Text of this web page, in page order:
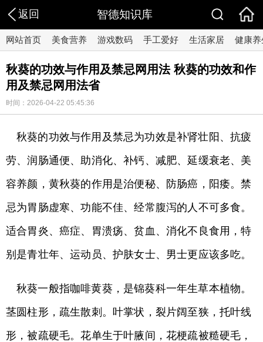
返回 智德知识库
网站首页 美食营养 游戏数码 手工爱好 生活家居 健康养
秋葵的功效与作用及禁忌网用法 秋葵的功效和作
用及禁忌网用法省
时间：2026-04-22 05:45:36
秋葵的功效与作用及禁忌为功效是补肾壮阳、抗疲
劳、润肠通便、助消化、补钙、减肥、延缓衰老、美
容养颜，黄秋葵的作用是治便秘、防肠癌，阳痿。禁
忌为胃肠虚寒、功能不佳、经常腹泻的人不可多食。
适合胃炎、癌症、胃溃疡、贫血、消化不良食用，特
别是青壮年、运动员、护肤女士、男士更应该多吃。
秋葵一般指咖啡黄葵，是锦葵科一年生草本植物。
茎圆柱形，疏生散刺。叶掌状，裂片阔至狭，托叶线
形，被疏硬毛。花单生于叶腋间，花梗疏被糙硬毛，